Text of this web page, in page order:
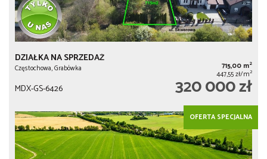
DZIAŁKA NA SPRZEDAŻ
Częstochowa, Grabówka 715,00 m2
447,55 zł/m2
MDX-GS-6426 320 000 zł
OFERTA SPECJALNA